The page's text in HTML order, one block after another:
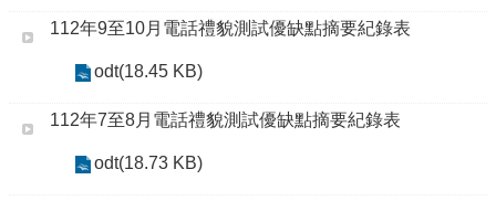
112年9至10月電話禮貌測試優缺點摘要紀錄表
odt(18.45 KB)
112年7至8月電話禮貌測試優缺點摘要紀錄表
odt(18.73 KB)